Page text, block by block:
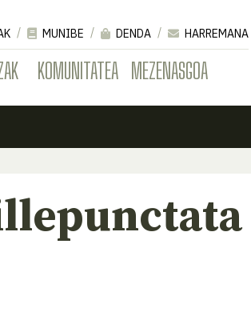
KOMUNITATEA MEZENASGOA
MUNIBE DENDA
HARREMANA